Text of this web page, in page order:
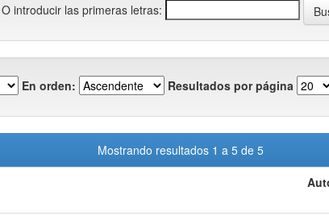
O introducir las primeras letras:
En orden: Resultados por página
Mostrando resultados 1 a 5 de 5